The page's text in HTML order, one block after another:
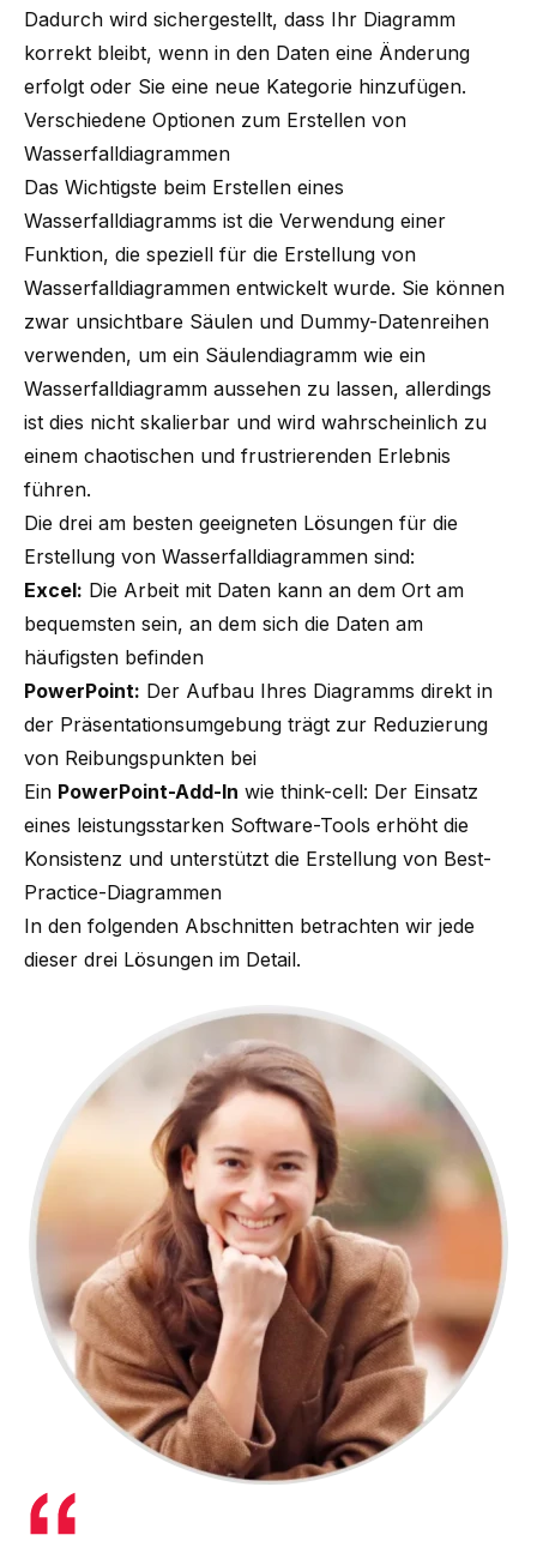
Dadurch wird sichergestellt, dass Ihr Diagramm
korrekt bleibt, wenn in den Daten eine Änderung
erfolgt oder Sie eine neue Kategorie hinzufügen.
Verschiedene Optionen zum Erstellen von
Wasserfalldiagrammen
Das Wichtigste beim Erstellen eines
Wasserfalldiagramms ist die Verwendung einer
Funktion, die speziell für die Erstellung von
Wasserfalldiagrammen entwickelt wurde. Sie können
zwar unsichtbare Säulen und Dummy-Datenreihen
verwenden, um ein Säulendiagramm wie ein
Wasserfalldiagramm aussehen zu lassen, allerdings
ist dies nicht skalierbar und wird wahrscheinlich zu
einem chaotischen und frustrierenden Erlebnis
führen.
Die drei am besten geeigneten Lösungen für die
Erstellung von Wasserfalldiagrammen sind:
Excel: Die Arbeit mit Daten kann an dem Ort am
bequemsten sein, an dem sich die Daten am
häufigsten befinden
PowerPoint: Der Aufbau Ihres Diagramms direkt in
der Präsentationsumgebung trägt zur Reduzierung
von Reibungspunkten bei
Ein PowerPoint-Add-In wie think-cell: Der Einsatz
eines leistungsstarken Software-Tools erhöht die
Konsistenz und unterstützt die Erstellung von Best-
Practice-Diagrammen
In den folgenden Abschnitten betrachten wir jede
dieser drei Lösungen im Detail.